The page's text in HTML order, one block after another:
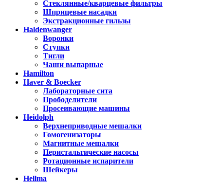
Стеклянные/кварцевые фильтры
Шприцевые насадки
Экстракционные гильзы
Haldenwanger
Воронки
Ступки
Тигли
Чаши выпарные
Hamilton
Haver & Boecker
Лабораторные сита
Прободелители
Просеивающие машины
Heidolph
Верхнеприводные мешалки
Гомогенизаторы
Магнитные мешалки
Перистальтические насосы
Ротационные испарители
Шейкеры
Hellma